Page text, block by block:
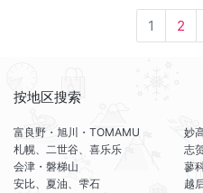
1 2
按地区搜索
富良野・旭川・TOMAMU
札幌、二世谷、喜乐乐
会津・磐梯山
安比、夏油、雫石
妙
志
蓼
越